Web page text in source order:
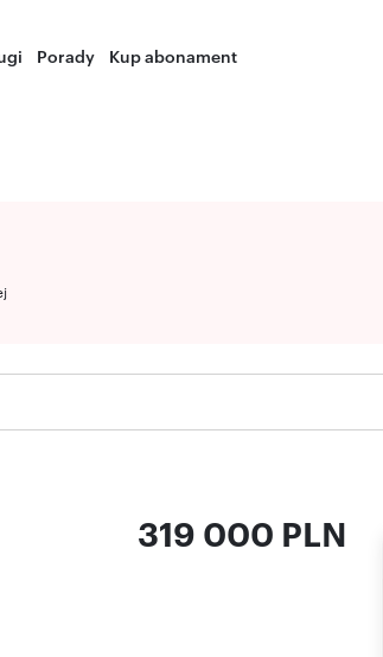
Porady Kup abonament
319 000 PLN